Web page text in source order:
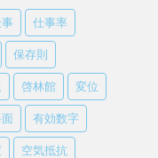
仕事率
保存則
啓林館 変位
有効数字
空気抵抗